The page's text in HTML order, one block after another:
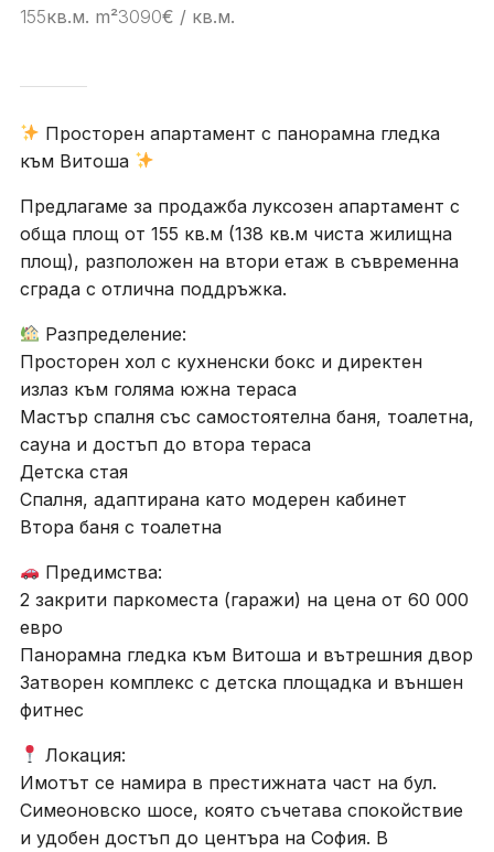
кв.м. m²
155 € / кв.м.
3090
Просторен апартамент с панорамна гледка
към Витоша
Предлагаме за продажба луксозен апартамент с
обща площ от 155 кв.м (138 кв.м чиста жилищна
площ), разположен на втори етаж в съвременна
сграда с отлична поддръжка.
Разпределение:
Просторен хол с кухненски бокс и директен
излаз към голяма южна тераса
Мастър спалня със самостоятелна баня, тоалетна,
сауна и достъп до втора тераса
Детска стая
Спалня, адаптирана като модерен кабинет
Втора баня с тоалетна
Предимства:
2 закрити паркоместа (гаражи) на цена от 60 000
евро
Панорамна гледка към Витоша и вътрешния двор
Затворен комплекс с детска площадка и външен
фитнес
Локация:
Имотът се намира в престижната част на бул.
Симеоновско шосе, която съчетава спокойствие
и удобен достъп до центъра на София. В